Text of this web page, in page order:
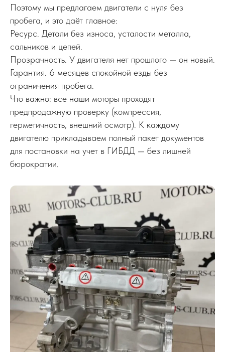
Поэтому мы предлагаем двигатели с нуля без
пробега, и это даёт главное:
Ресурс. Детали без износа, усталости металла,
сальников и цепей.
Прозрачность. У двигателя нет прошлого — он новый.
Гарантия. 6 месяцев спокойной езды без
ограничения пробега.
Что важно: все наши моторы проходят
предпродажную проверку (компрессия,
герметичность, внешний осмотр). К каждому
двигателю прикладываем полный пакет документов
для постановки на учет в ГИБДД — без лишней
бюрократии.